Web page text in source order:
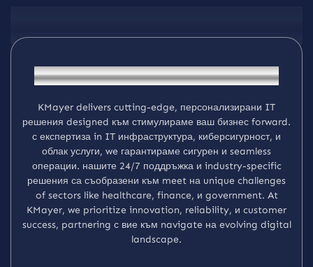
За Нас
InnovatingITУслугисExcellence
KMayer delivers cuting-edge, персонализирани IT
решения designed към стимулираме ваш бизнес forward.
с експертиза in IT инфраструктура, киберсигурност, и
облак услуги, we гарантираме сигурен и seamless
операции. нашите 24/7 поддръжка и industry-specific
решения са съобразени към meet на unique challenges
of sectors like healthcare, finance, и government. At
KMayer, we prioritize innovation, reliability, и customer
success, partnering с вие към navigate на evolving digital
landscape.